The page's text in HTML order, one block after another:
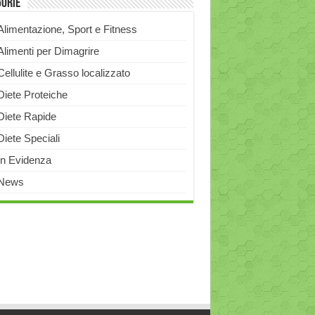
Sport e Fitness
per Dimagrire
e Grasso localizzato
Proteiche
Rapide
Speciali
Evidenza